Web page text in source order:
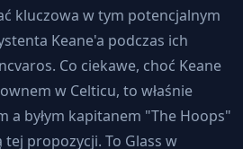
kluczowa w tym potencjalnym
Keane'a podczas ich
Co ciekawe, choć Keane
w Celticu, to właśnie
a byłym kapitanem "The Hoops"
tej propozycji. To Glass w